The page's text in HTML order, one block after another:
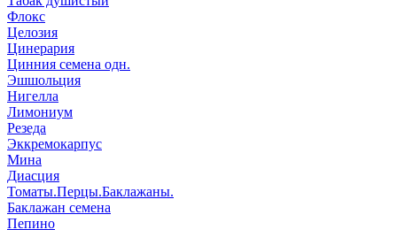
Флокс
Целозия
Цинерария
Цинния семена одн.
Эшшольция
Нигелла
Лимониум
Резеда
Эккремокарпус
Мина
Диасция
Томаты.Перцы.Баклажаны.
Баклажан семена
Пепино